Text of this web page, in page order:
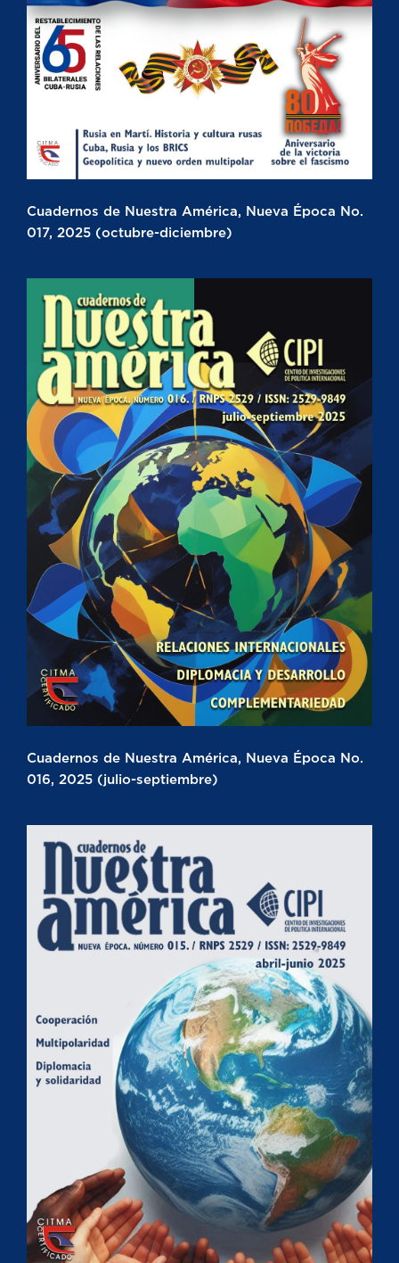
Cuadernos de Nuestra América, Nueva Época No.
017, 2025 (octubre-diciembre)
Cuadernos de Nuestra América, Nueva Época No.
016, 2025 (julio-septiembre)